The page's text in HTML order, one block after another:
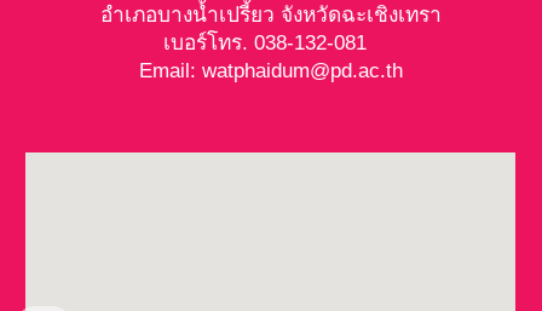
อำเภอบางน้ำเปรี้ยว จังหวัดฉะเชิงเทรา
เบอร์โทร. 038-132-081
Email: watphaidum@pd.ac.th